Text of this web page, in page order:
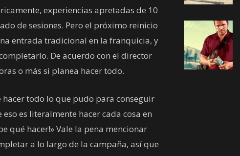
experiencias apretadas de 10
de sesiones. Pero el próximo reinicio
entrada tradicional en la franquicia, y
De acuerdo con el director
o más si planea hacer todo.
hacer todo lo que pudo para conseguir
es literalmente hacer cada cosa en
qué hacer!» Vale la pena mencionar
a lo largo de la campaña, así que